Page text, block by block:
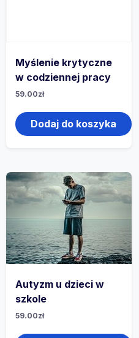
Myślenie krytyczne
w codziennej pracy
59.00zł
Dodaj do koszyka
Autyzm u dzieci w
szkole
59.00zł